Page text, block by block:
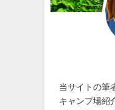
当サイトの筆
キャンプ場紹